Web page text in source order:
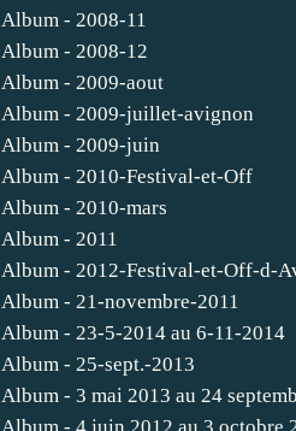
Album - 2008-11
Album - 2008-12
Album - 2009-aout
Album - 2009-juillet-avignon
Album - 2009-juin
Album - 2010-Festival-et-Off
Album - 2010-mars
Album - 2011
Album - 2012-Festival-et-Off-d-
Album - 21-novembre-2011
Album - 23-5-2014 au 6-11-2014
Album - 25-sept.-2013
Album - 3 mai 2013 au 24